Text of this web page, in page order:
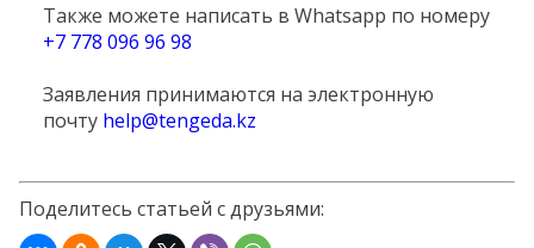
Также можете написать в Whatsapp по номеру
+7 778 096 96 98
Заявления принимаются на электронную
почту help@tengeda.kz
Поделитесь статьей с друзьями: